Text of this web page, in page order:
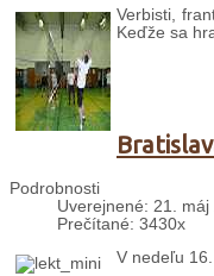
Verbisti,
Keďže sa
Podrobnosti
Uverejnené: 21. máj
Prečítané: 3430x
V nedeľu